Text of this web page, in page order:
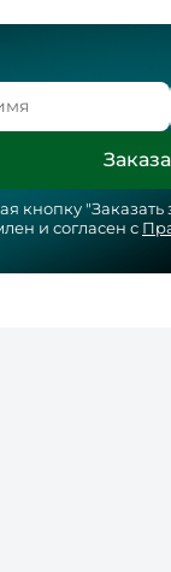
кнопку "Заказать
и согласен с